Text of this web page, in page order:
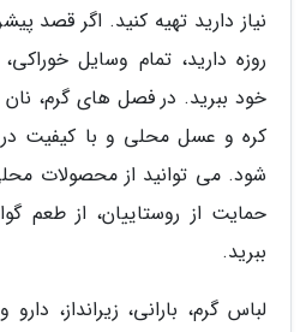
نیاز دارید تهیه کنید. اگر قصد
روزه دارید، تمام وسایل
خود ببرید. در فصل های گرم،
کره و عسل محلی و با کیفیت
شود. می توانید از محصولات
حمایت از روستاییان، از طعم
ببرید.
لباس گرم، بارانی، زیرانداز،